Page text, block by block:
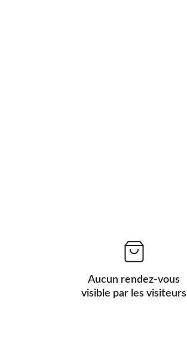
Aucun rendez-vous
visible par les visiteurs